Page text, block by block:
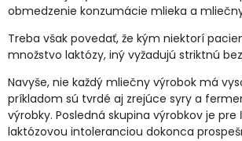
obmedzenie konzumácie mlieka a
Treba však povedať, že kým niektorí
množstvo laktózy, iný vyžadujú striktnú
Navyše, nie každý mliečny výrobok má
príkladom sú tvrdé aj zrejúce syry a
výrobky. Posledná skupina výrobkov je
laktózovou intoleranciou dokonca